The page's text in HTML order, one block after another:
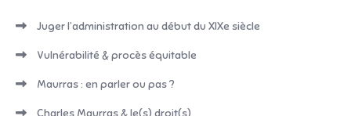
Juger l’administration au début du XIXe siècle
Vulnérabilité & procès équitable
Maurras : en parler ou pas ?
Charles Maurras & le(s) droit(s)